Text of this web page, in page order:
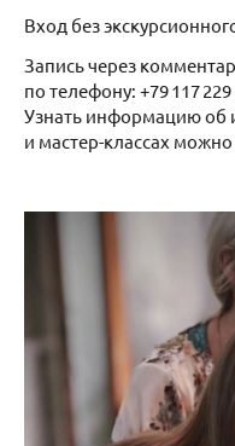
Вход без
Запись через
по телефону: +79 117 229
Узнать информацию об
и мастер-классах